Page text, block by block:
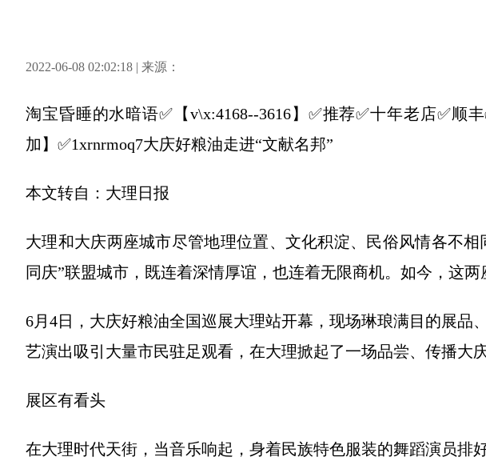
2022-06-08 02:02:18 | 来源：
淘宝昏睡的水暗语✅【v\x:4168--3616】✅推荐✅十年老店✅顺
加】✅1xrnrmoq7大庆好粮油走进“文献名邦”
本文转自：大理日报
大理和大庆两座城市尽管地理位置、文化积淀、民俗风情各不相
同庆”联盟城市，既连着深情厚谊，也连着无限商机。如今，这两
6月4日，大庆好粮油全国巡展大理站开幕，现场琳琅满目的展品
艺演出吸引大量市民驻足观看，在大理掀起了一场品尝、传播大
展区有看头
在大理时代天街，当音乐响起，身着民族特色服装的舞蹈演员排